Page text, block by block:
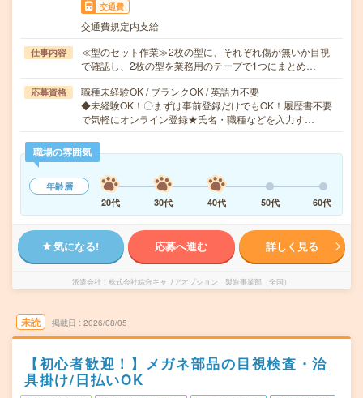
交通費
交通費規定内支給
仕事内容
≪型のセット作業≫2枚の型に、それぞれ傷が無いか目視
で確認し、2枚の型を業務用のテープで1つにまとめ…
応募資格
職種未経験OK / ブランクOK / 英語力不要
◆未経験OK！〇まずは事前登録だけでもOK！履歴書不要
で気軽にオンライン登録★氏名・職種などを入力す…
職場の雰囲気
年齢層
20代
30代 40代 50代 60代
気になる! 応募へ進む 詳しく見る
派遣会社 株式会社綜合キャリアオプション 製造事業部（全国）
未読 掲載日 2026/08/05
【初心者歓迎！】メガネ部品の目視検査・治
具掛け/日払いOK